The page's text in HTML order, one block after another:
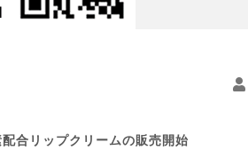
合リップクリームの販売開始